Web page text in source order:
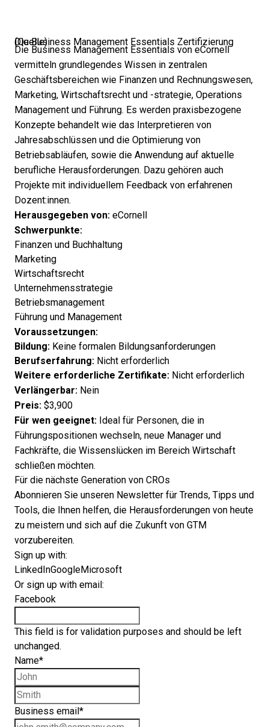
Die Business Management Essentials Zertifizierung (Quelle)
Die Business Management Essentials von eCornell
vermitteln grundlegendes Wissen in zentralen
Geschäftsbereichen wie Finanzen und Rechnungswesen,
Marketing, Wirtschaftsrecht und -strategie, Operations
Management und Führung. Es werden praxisbezogene
Konzepte behandelt wie das Interpretieren von
Jahresabschlüssen und die Optimierung von
Betriebsabläufen, sowie die Anwendung auf aktuelle
berufliche Herausforderungen. Dazu gehören auch
Projekte mit individuellem Feedback von erfahrenen
Dozent:innen.
Herausgegeben von: eCornell
Schwerpunkte:
Finanzen und Buchhaltung
Marketing
Wirtschaftsrecht
Unternehmensstrategie
Betriebsmanagement
Führung und Management
Voraussetzungen:
Bildung: Keine formalen Bildungsanforderungen
Berufserfahrung: Nicht erforderlich
Weitere erforderliche Zertifikate: Nicht erforderlich
Verlängerbar: Nein
Preis: $3,900
Für wen geeignet: Ideal für Personen, die in
Führungspositionen wechseln, neue Manager und
Fachkräfte, die Wissenslücken im Bereich Wirtschaft
schließen möchten.
Für die nächste Generation von CROs
Abonnieren Sie unseren Newsletter für Trends, Tipps und
Tools, die Ihnen helfen, die Herausforderungen von heute
zu meistern und sich auf die Zukunft von GTM
vorzubereiten.
Sign up with:
LinkedInGoogleMicrosoft
Or sign up with email:
Facebook
This field is for validation purposes and should be left
unchanged.
Name*
Business email *